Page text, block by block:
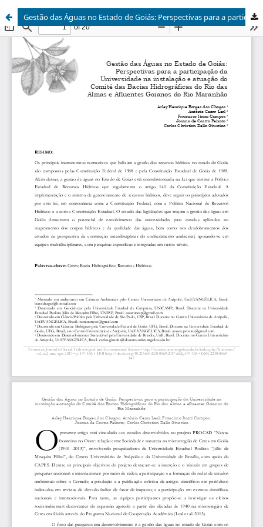
Gestão das Águas no Estado de Goiás: Perspectivas para a participação da Universidade na instalação e atuação do Comitê das Bacias Hidrográficas do Rio das Almas e Afluentes Goianos do Rio Maranhão